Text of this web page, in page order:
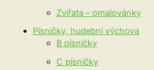
Zvířata – omalovánky
Písničky, hudební výchova
B písničky
C písničky